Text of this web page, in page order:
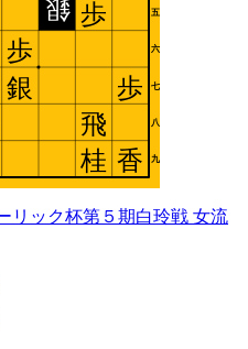
リック杯第５期白玲戦 女流